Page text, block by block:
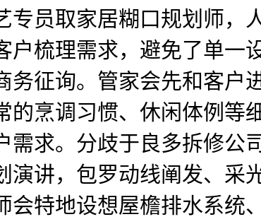
专员取家居糊口规划师，
户梳理需求，避免了单一
务征询。管家会先和客户
的烹调习惯、休闲体例等
需求。分歧于良多拆修公
演讲，包罗动线阐发、采
会特地设想屋檐排水系统